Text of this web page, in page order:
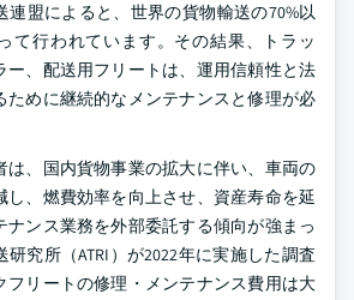
連盟によると、世界の貨物輸送の70%以
て行われています。その結果、トラッ
ー、配送用フリートは、運用信頼性と法
ために継続的なメンテナンスと修理が必
は、国内貨物事業の拡大に伴い、車両の
し、燃費効率を向上させ、資産寿命を延
ナンス業務を外部委託する傾向が強まっ
究所（ATRI）が2022年に実施した調査
フリートの修理・メンテナンス費用は大